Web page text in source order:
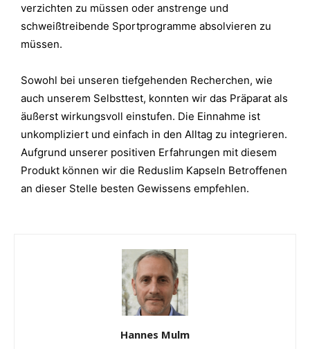
verzichten zu müssen oder anstrenge und
schweißtreibende Sportprogramme absolvieren zu
müssen.
Sowohl bei unseren tiefgehenden Recherchen, wie
auch unserem Selbsttest, konnten wir das Präparat als
äußerst wirkungsvoll einstufen. Die Einnahme ist
unkompliziert und einfach in den Alltag zu integrieren.
Aufgrund unserer positiven Erfahrungen mit diesem
Produkt können wir die Reduslim Kapseln Betroffenen
an dieser Stelle besten Gewissens empfehlen.
Hannes Mulm